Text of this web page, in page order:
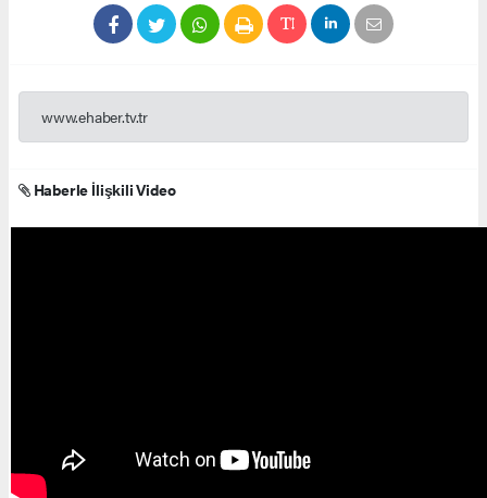
www.ehaber.tv.tr
Haberle İlişkili Video